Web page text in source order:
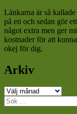
Länkarna är så
på en och sedan gör
något extra men ger
kostnader för att
okej för dig.
Arkiv
Arkiv
Sök
efter: